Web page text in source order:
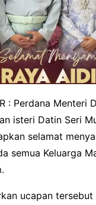
: Perdana Menteri
isteri Datin Seri
selamat
semua Keluarga
ucapan tersebut